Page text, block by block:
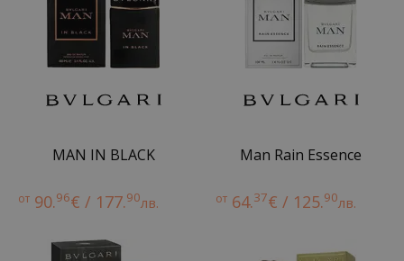
MAN IN BLACK
от 90.96€ / 177.90лв.
Man Rain Essence
от 64.37€ / 125.90лв.